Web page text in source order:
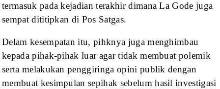
termasuk pada kejadian terakhir dimana La Gode juga
sempat dititipkan di Pos Satgas.
Delam kesempatan itu, pihknya juga menghimbau
kepada pihak-pihak luar agar tidak membuat polemik
serta melakukan penggiringa opini publik dengan
membuat kesimpulan sepihak sebelum hasil investigasi